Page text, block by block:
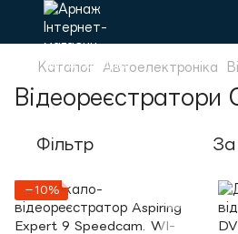
Каталог Автоелектроніка
Відеореєстратори
Фільтр За
−10%